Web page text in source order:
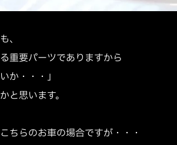
、
重要パーツでありますから
か・・・」
と思います。
ちらのお車の場合ですが・・・